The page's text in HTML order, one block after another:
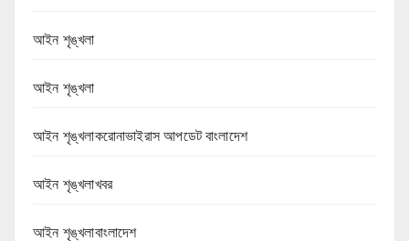
আইন শৃঙ্খলা
আইন শৃঙ্খলা
আইন শৃঙ্খলাকরোনাভাইরাস আপডেট বাংলাদেশ
আইন শৃঙ্খলাখবর
আইন শৃঙ্খলাবাংলাদেশ